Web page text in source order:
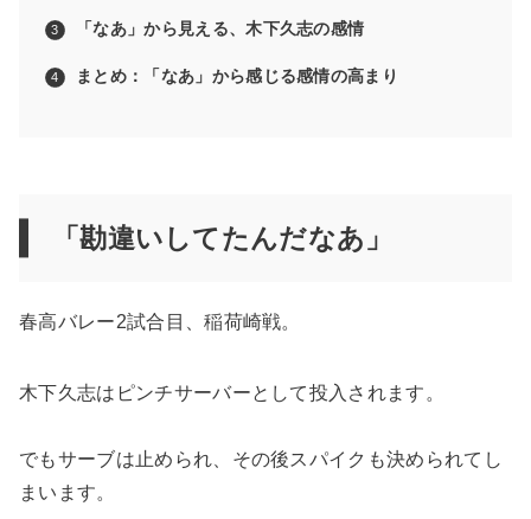
「なあ」から見える、木下久志の感情
まとめ：「なあ」から感じる感情の高まり
「勘違いしてたんだなあ」
春高バレー2試合目、稲荷崎戦。
木下久志はピンチサーバーとして投入されます。
でもサーブは止められ、その後スパイクも決められてし
まいます。